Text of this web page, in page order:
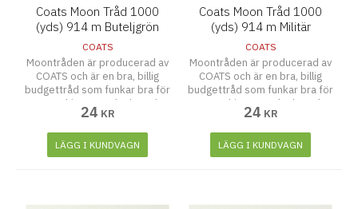
Coats Moon Tråd 1000
(yds) 914 m Buteljgrön
COATS
Moontråden är producerad av
COATS och är en bra, billig
budgettråd som funkar bra för
symaskiner, overlocks och
även att sy för hand.
24 KR
LÄGG I KUNDVAGN
Coats Moon Tråd 1000
(yds) 914 m Militär
COATS
Moontråden är producerad av
COATS och är en bra, billig
budgettråd som funkar bra för
symaskiner, overlocks och
även att sy för hand.
24 KR
LÄGG I KUNDVAGN